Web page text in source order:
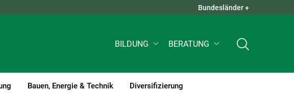
QUICK LINKS +
Bundesländer +
BILDUNG BERATUNG
Bauen, Energie & Technik Diversifizierung